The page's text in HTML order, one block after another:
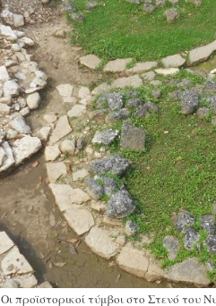
Οι προϊστορικοί τύμβοι στο Στενό του